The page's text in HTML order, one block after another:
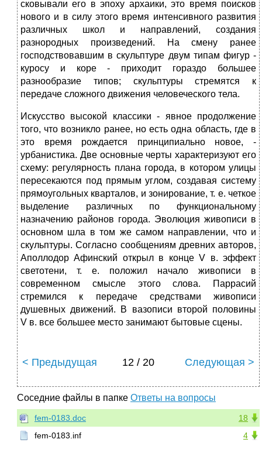
сковывали его в эпоху архаики, это время поисков
нового и в силу этого время интенсивного развития
различных школ и направлений, создания
разнородных произведений. На смену ранее
господствовавшим в скульптуре двум типам фигур -
куросу и коре - приходит гораздо большее
разнообразие типов; скульптуры стремятся к
передаче сложного движения человеческого тела.
Искусство высокой классики - явное продолжение
того, что возникло ранее, но есть одна область, где в
это время рождается принципиально новое, -
урбанистика. Две основные черты характеризуют его
схему: регулярность плана города, в котором улицы
пересекаются под прямым углом, создавая систему
прямоугольных кварталов, и зонирование, т. е. четкое
выделение различных по функциональному
назначению районов города. Эволюция живописи в
основном шла в том же самом направлении, что и
скульптуры. Согласно сообщениям древних авторов,
Аполлодор Афинский открыл в конце V в. эффект
светотени, т. е. положил начало живописи в
современном смысле этого слова. Паррасий
стремился к передаче средствами живописи
душевных движений. В вазописи второй половины
V в. все большее место занимают бытовые сцены.
< Предыдущая 12 / 20 Следующая >
Соседние файлы в папке Ответы на вопросы
18
fem-0183.doc
4
fem-0183.inf